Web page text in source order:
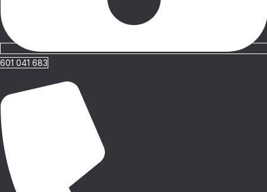
601 041 683